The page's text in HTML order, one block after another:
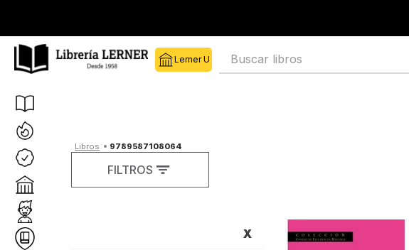
Buscar libros
9789587108064
FILTROS